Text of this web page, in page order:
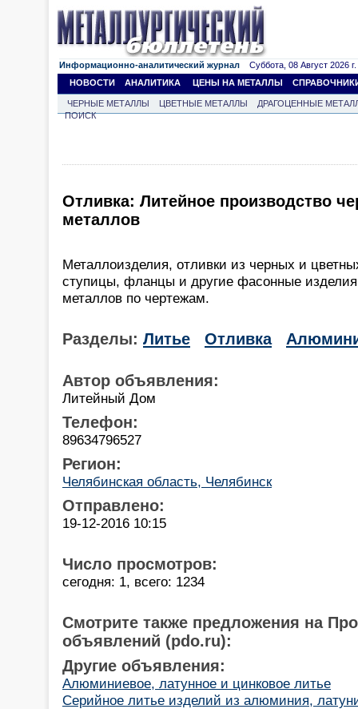
Информационно-аналитический журнал Суббота, 08 Август 2026 г.
НОВОСТИ
АНАЛИТИКА ЦЕНЫ НА МЕТАЛЛЫ
ЧЕРНЫЕ МЕТАЛЛЫ ЦВЕТНЫЕ МЕТАЛЛЫ
ДРАГОЦЕННЫЕ
ПОИСК
Отливка: Литейное производство
металлов
Металлоизделия, отливки из черных и
ступицы, фланцы и другие фасонные
металлов по чертежам.
Разделы: Литье Отливка
Автор объявления:
Литейный Дом
Телефон:
89634796527
Регион:
Челябинская область, Челябинск
Отправлено:
19-12-2016 10:15
Число просмотров:
сегодня: 1, всего: 1234
Смотрите также предложения на
объявлений (pdo.ru):
Другие объявления:
Алюминиевое, латунное и цинковое литье
Серийное литье изделий из алюминия,